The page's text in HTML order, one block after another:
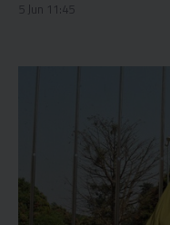
5 Jun 11:45